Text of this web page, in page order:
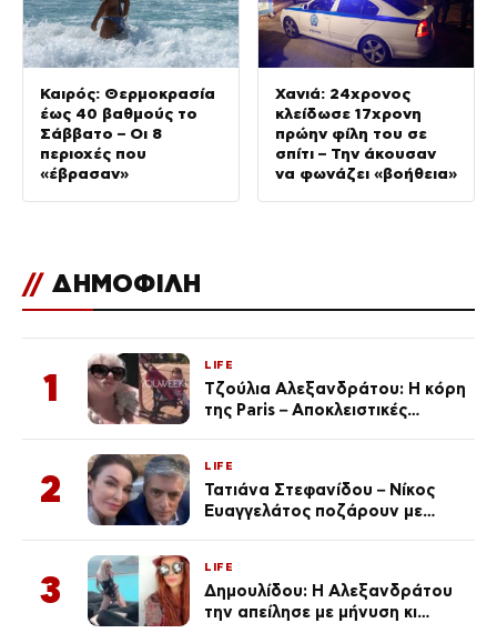
Καιρός: Θερμοκρασία
έως 40 βαθμούς το
Σάββατο – Οι 8
περιοχές που
«έβρασαν»
Χανιά: 24χρονος
κλείδωσε 17χρονη
πρώην φίλη του σε
σπίτι – Την άκουσαν
να φωνάζει «βοήθεια»
// ΔΗΜΟΦΙΛΗ
1
LIFE
Τζούλια Αλεξανδράτου: Η κόρη
της Paris – Αποκλειστικές
2
LIFE
Τατιάνα Στεφανίδου – Νίκος
Ευαγγελάτος ποζάρουν με
3
LIFE
Δημουλίδου: Η Αλεξανδράτου
την απείλησε με μήνυση κι